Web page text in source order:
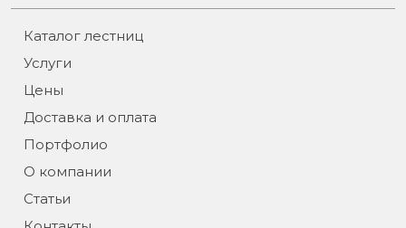
Каталог лестниц
Услуги
Цены
Доставка и оплата
Портфолио
О компании
Статьи